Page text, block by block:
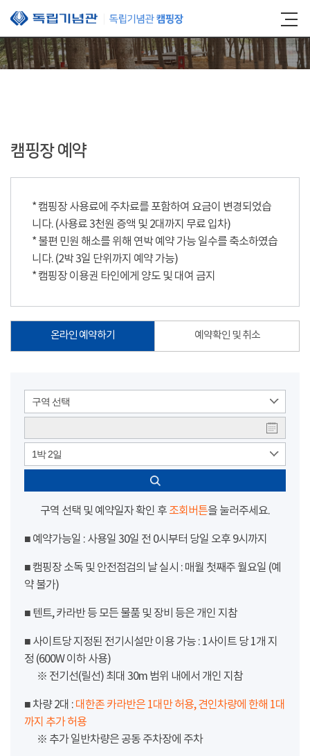
본문 바로가기
캠핑장 예약
* 캠핑장 사용료에 주차료를 포함하여 요금이 변경되었습
니다. (사용료 3천원 증액 및 2대까지 무료 입차)
* 불편 민원 해소를 위해 연박 예약 가능 일수를 축소하였습
니다. (2박 3일 단위까지 예약 가능)
* 캠핑장 이용권 타인에게 양도 및 대여 금지
온라인 예약하기 예약확인 및 취소
구역 선택
1박 2일
구역 선택 및 예약일자 확인 후 조회버튼을 눌러주세요.
■ 예약가능일 : 사용일 30일 전 0시부터 당일 오후 9시까지
■ 캠핑장 소독 및 안전점검의 날 실시 : 매월 첫째주 월요일 (예
약 불가)
■ 텐트, 카라반 등 모든 물품 및 장비 등은 개인 지참
■ 사이트당 지정된 전기시설만 이용 가능 : 1사이트 당 1개 지
정 (600W 이하 사용)
※ 전기선(릴선) 최대 30m 범위 내에서 개인 지참
■ 차량 2대 : 대한존 카라반은 1대만 허용, 견인차량에 한해 1대
까지 추가 허용
※ 추가 일반차량은 공동 주차장에 주차